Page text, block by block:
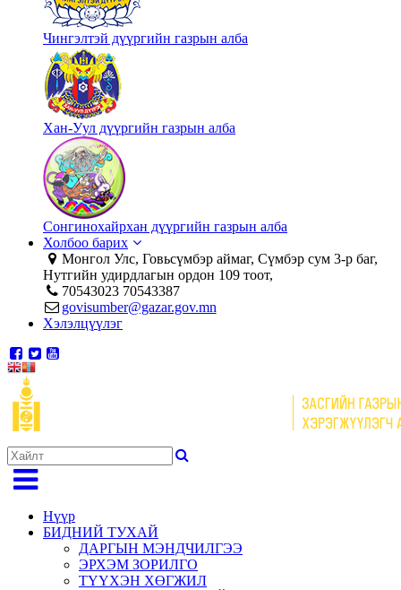
Чингэлтэй дүүргийн газрын алба
Хан-Уул дүүргийн газрын алба
Сонгинохайрхан дүүргийн газрын алба
Холбоо барих
Монгол Улс, Говьсүмбэр аймаг, Сүмбэр сум 3-р баг,
Нутгийн удирдлагын ордон 109 тоот,
70543023 70543387
govisumber@gazar.gov.mn
Хэлэлцүүлэг
Нүүр
БИДНИЙ ТУХАЙ
ДАРГЫН МЭНДЧИЛГЭЭ
ЭРХЭМ ЗОРИЛГО
ТҮҮХЭН ХӨГЖИЛ